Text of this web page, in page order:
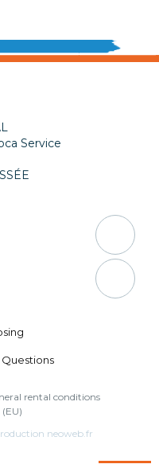
Service
rental conditions
neoweb.fr